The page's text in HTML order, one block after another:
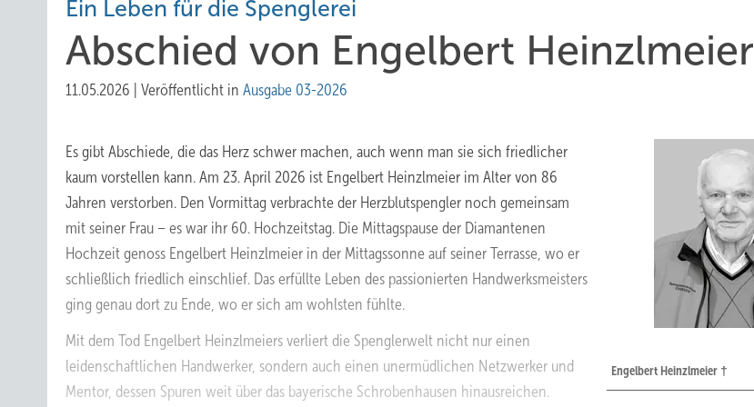
Ein Leben für die Spenglerei
Abs chied von Engelbert Heinzlmeier
11.05.2026 Veröffentlicht in Ausgabe 03-2026
Engelbert Heinzlmeier †
Es gibt Abschiede, die das Herz schwer machen, auch wenn man sie sich friedlicher
kaum vorstellen kann. Am 23. April 2026 ist Engelbert Heinzlmeier im Alter von 86
Jahren verstorben. Den Vormittag verbrachte der Herzblutspengler noch gemeinsam
mit seiner Frau – es war ihr 60. Hochzeitstag. Die Mittagspause der Diamantenen
Hochzeit genoss Engelbert Heinzlmeier in der Mittagssonne auf seiner Terrasse, wo er
schließlich friedlich einschlief. Das erfüllte Leben des passionierten Handwerksmeisters
ging genau dort zu Ende, wo er sich am wohlsten fühlte.
Mit dem Tod Engelbert Heinzlmeiers verliert die Spenglerwelt nicht nur einen
leidenschaftlichen Handwerker, sondern auch einen unermüdlichen Netzwerker und
Mentor, dessen Spuren weit über das bayerische Schrobenhausen hinausreichen.